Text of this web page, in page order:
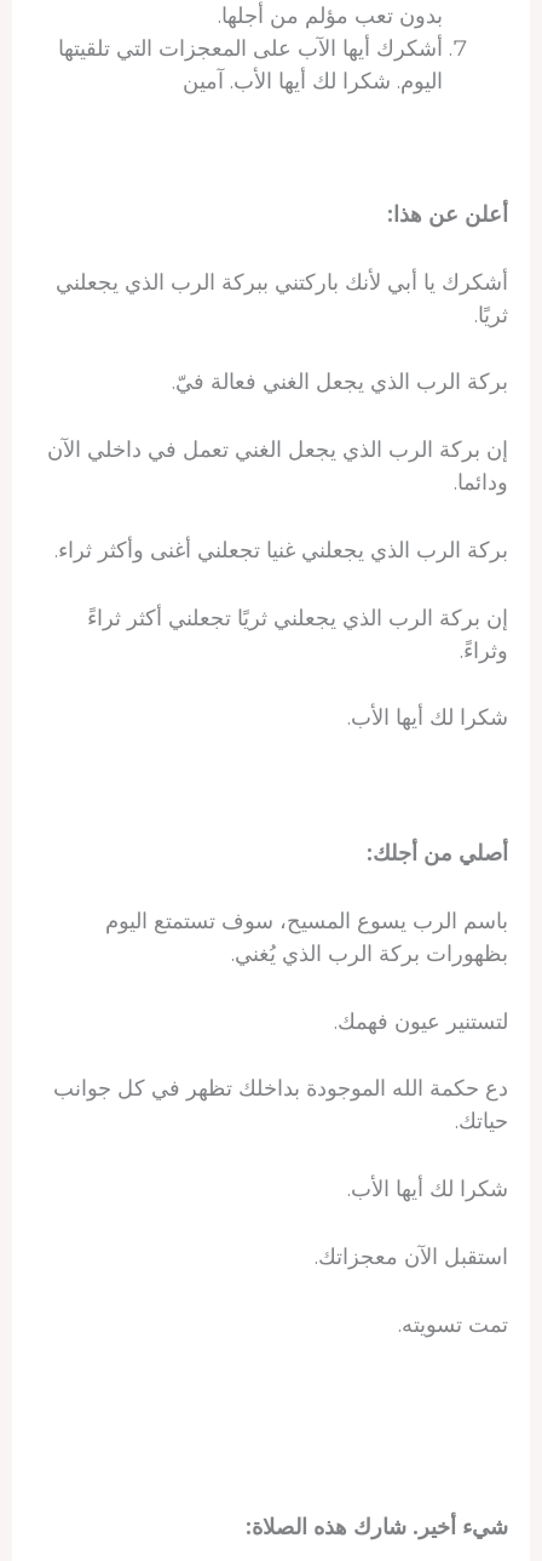
بدون تعب مؤلم من أجلها.
أشكرك أيها الآب على المعجزات التي تلقيتها
اليوم. شكرا لك أيها الأب. آمين
أعلن عن هذا:
أشكرك يا أبي لأنك باركتني ببركة الرب الذي يجعلني
ثريًا.
بركة الرب الذي يجعل الغني فعالة فيّ.
إن بركة الرب الذي يجعل الغني تعمل في داخلي الآن
ودائما.
بركة الرب الذي يجعلني غنيا تجعلني أغنى وأكثر ثراء.
إن بركة الرب الذي يجعلني ثريًا تجعلني أكثر ثراءً
وثراءً.
شكرا لك أيها الأب.
أصلي من أجلك:
باسم الرب يسوع المسيح، سوف تستمتع اليوم
بظهورات بركة الرب الذي يُغني.
لتستنير عيون فهمك.
دع حكمة الله الموجودة بداخلك تظهر في كل جوانب
حياتك.
شكرا لك أيها الأب.
استقبل الآن معجزاتك.
تمت تسويته.
شيء أخير. شارك هذه الصلاة: